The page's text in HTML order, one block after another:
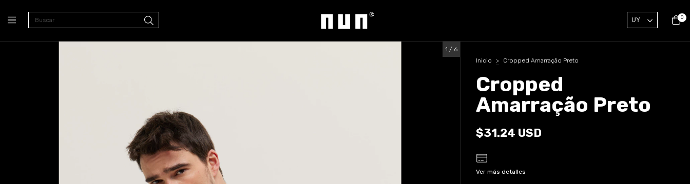
0
1 / 6
Inicio
> Cropped Amarração Preto
Cropped
Amarração Preto
$31.24 USD
Ver más detalles